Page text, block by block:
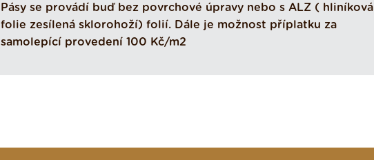
Pásy se provádí buď bez povrchové úpravy nebo s ALZ ( hliníková
folie zesílená sklorohoží) folií. Dále je možnost příplatku za
samolepící provedení 100 Kč/m2